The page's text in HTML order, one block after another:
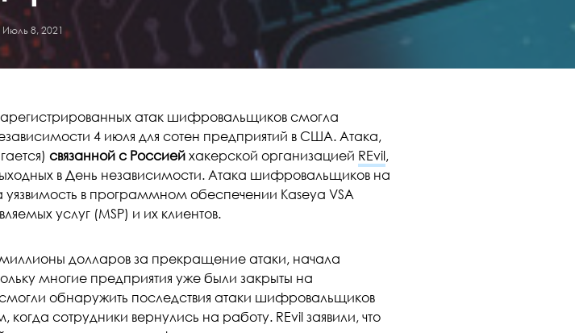
Июль 8, 2021
атак шифровальщиков смогла
4 июля для сотен предприятий в США. Атака,
связанной с Россиейхакерской организацией REvil,
в День независимости. Атака шифровальщиков на
уязвимость в программном обеспечении Kaseya VSA
услуг (MSP) и их клиентов.
миллионы долларов за прекращение атаки, начала
многие предприятия уже были закрыты на
обнаружить последствия атаки шифровальщиков
когда сотрудники вернулись на работу. REvil заявили, что